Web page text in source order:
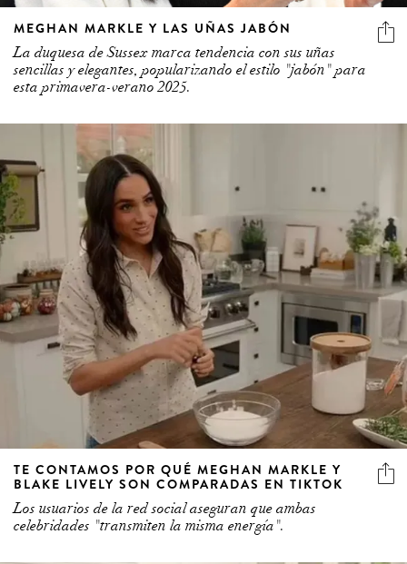
MEGHAN MARKLE Y LAS UÑAS JABÓN
La duquesa de Sussex marca tendencia con sus uñas
sencillas y elegantes, popularizando el estilo "jabón" para
esta primavera-verano 2025.
TE CONTAMOS POR QUÉ MEGHAN MARKLE Y
BLAKE LIVELY SON COMPARADAS EN TIKTOK
Los usuarios de la red social aseguran que ambas
celebridades "transmiten la misma energía".